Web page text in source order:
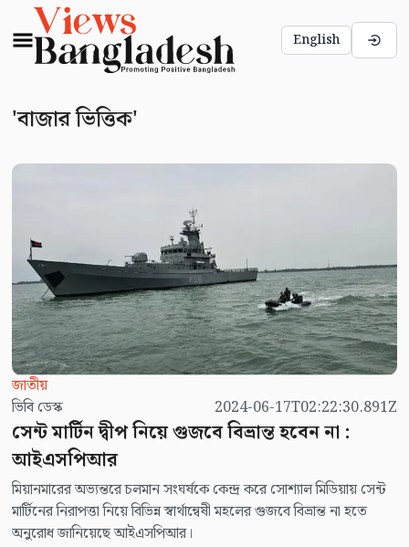
English
'বাজার ভিত্তিক'
জাতীয়
ভিবি ডেস্ক
2024-06-17T02:22:30.891Z
সেন্ট মার্টিন দ্বীপ নিয়ে গুজবে বিভ্রান্ত হবেন না :
আইএসপিআর
মিয়ানমারের অভ্যন্তরে চলমান সংঘর্ষকে কেন্দ্র করে সোশ্যাল মিডিয়ায় সেন্ট
মার্টিনের নিরাপত্তা নিয়ে বিভিন্ন স্বার্থান্বেষী মহলের গুজবে বিভ্রান্ত না হতে
অনুরোধ জানিয়েছে আইএসপিআর।